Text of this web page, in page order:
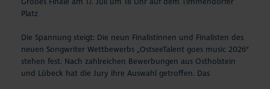
Großes Finale am 17. Juli um 18 Uhr auf dem Timmendorfer
Platz
Die Spannung steigt: Die neun Finalistinnen und Finalisten des
neuen Songwriter Wettbewerbs „OstseeTalent goes music 2026“
stehen fest. Nach zahlreichen Bewerbungen aus Ostholstein
und Lübeck hat die Jury ihre Auswahl getroffen. Das